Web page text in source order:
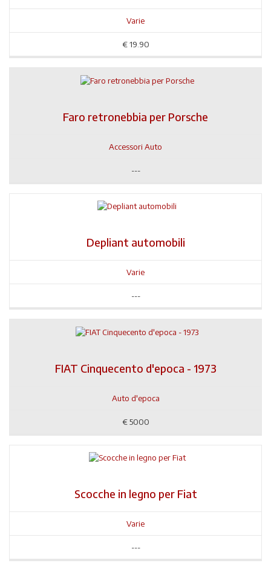
Varie
€ 19.90
Faro retronebbia per Porsche
Accessori Auto
---
Depliant automobili
Varie
---
FIAT Cinquecento d'epoca - 1973
Auto d'epoca
€ 5000
Scocche in legno per Fiat
Varie
---